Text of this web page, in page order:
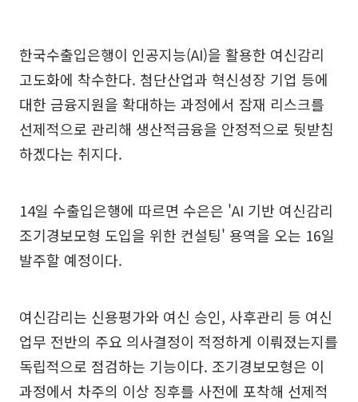
한국수출입은행이 인공지능(AI)을 활용한 여신감리
고도화에 착수한다. 첨단산업과 혁신성장 기업 등에
대한 금융지원을 확대하는 과정에서 잠재 리스크를
선제적으로 관리해 생산적금융을 안정적으로 뒷받침
하겠다는 취지다.
14일 수출입은행에 따르면 수은은 'AI 기반 여신감리
조기경보모형 도입을 위한 컨설팅' 용역을 오는 16일
발주할 예정이다.
여신감리는 신용평가와 여신 승인, 사후관리 등 여신
업무 전반의 주요 의사결정이 적정하게 이뤄졌는지를
독립적으로 점검하는 기능이다. 조기경보모형은 이
과정에서 차주의 이상 징후를 사전에 포착해 선제적